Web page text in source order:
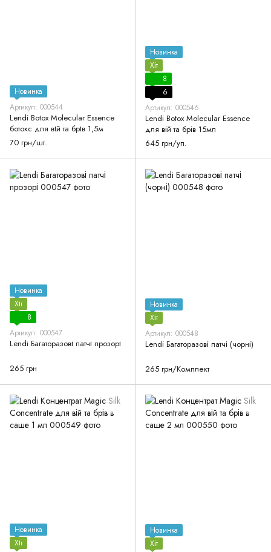
Новинка
Артикул: 000544
Lendi Botox Molecular Essence
ботокс для вій та брів 1,5м
70 грн/шт.
Новинка
Хіт
8
6
Артикул: 000546
Lendi Botox Molecular Essence
для вій та брів 15мл
645 грн/уп.
Новинка
Хіт
8
Артикул: 000547
Lendi Багаторазові патчі прозорі
265 грн
Новинка
Хіт
Артикул: 000548
Lendi Багаторазові патчі (чорні)
265 грн/Комплект
Новинка
Хіт
Новинка
Хіт